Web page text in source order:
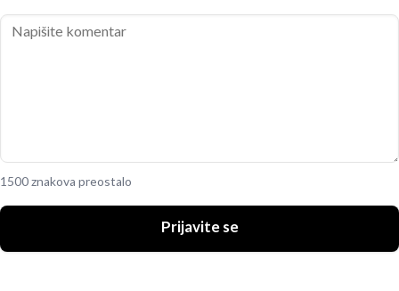
1500 znakova preostalo
Prijavite se